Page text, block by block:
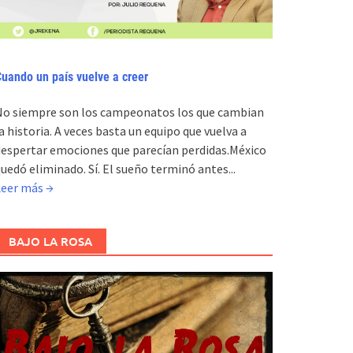
un país vuelve a creer
siempre son los campeonatos los que cambian
historia. A veces basta un equipo que vuelva a
emociones que parecían perdidas.México
eliminado. Sí. El sueño terminó antes...
más →
BAJO LA ROSA